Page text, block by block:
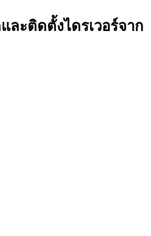
ละติดตั้งไดรเวอร์จาก